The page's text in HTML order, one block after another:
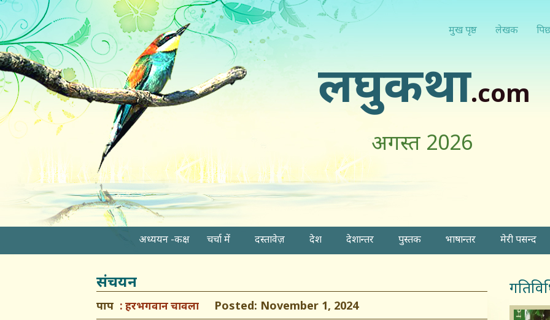
मुख पृष्ठ लेखक
लघुकथा.com
अगस्त 2026
अध्ययन -कक्ष चर्चा में दस्तावेज़ देश देशान्तर पुस्तक भाषान्तर मेरी पसन्द
संचयन
पाप हरभगवान चावला Posted: November 1, 2024